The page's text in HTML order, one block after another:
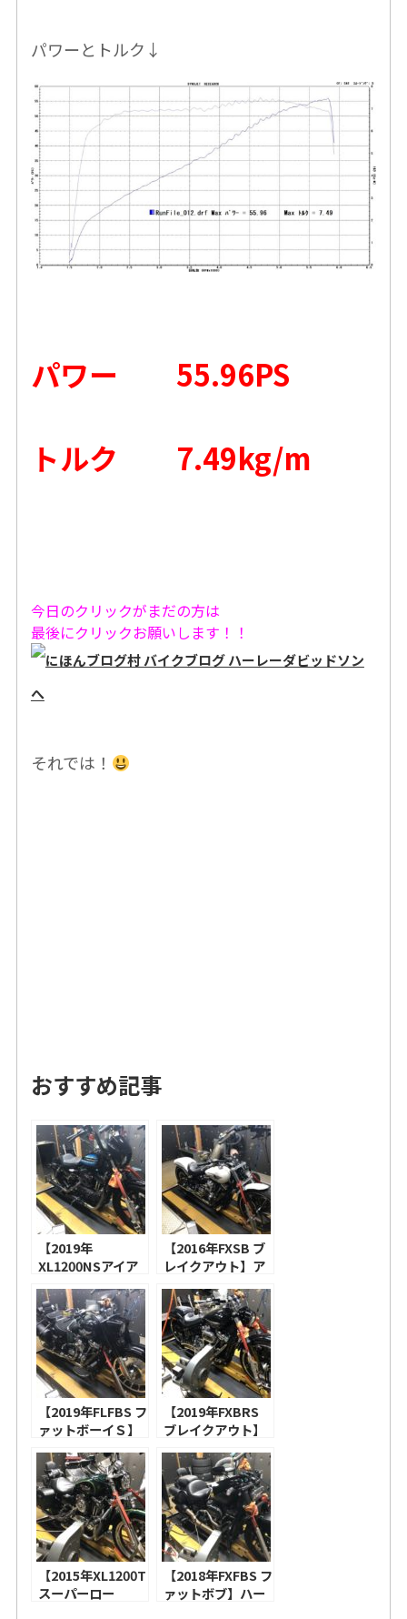
パワーとトルク↓
パワー 55.96PS
トルク 7.49kg/m
今日のクリックがまだの方は
最後にクリックお願いします！！
それでは！
おすすめ記事
【2019年
XL1200NSアイア
ン1200】S&S ス
テルスエアクリー
ナー ミニティアド
ロップ、コブラ 3
インチスリップオ
ンマフラー！
【2020年FXBBス
トリートボブ】ア
レンネス
INVERTED
SERIES エアクリ
ーナー
BEVELED、トラス
ク ASSAULT 2-1マ
フラー！
【2016年FXSB ブ
レイクアウト】ア
レンネス
INVERTED
SERIES エアクリ
ーナー 10-
GAUGE、バンス
＆ハインズ ハイア
ウトプット 2-1マ
フラー！【2019年
XL883N アイアン
883】アレンネス
“MONSTER
SUCKER” 90° エ
アクリーナー
BEVELED、バン
ス＆ハインズ ショ
ートショット！
【2019年FLFBS フ
ァットボーイＳ】
S&S ステルスエア
クリーナー エアス
トリームカバー、
モーターステージ
ベビーバズーカー
2in1マフラー！
【2008年XL1200N
ナイトスター】ロ
ーランドサンズデ
【2019年FXBRS
ブレイクアウト】
ハーレー純正 ハイ
フローエアクリー
ナー、バンス＆ハ
インズ ビッグラデ
ィウス！【2020年
XL1200X フォーテ
ィーエイト】アレ
ンネス INVERTED
SERIES エアクリ
【2015年XL1200T
スーパーロー
【2018年FXFBS フ
ァットボブ】ハー